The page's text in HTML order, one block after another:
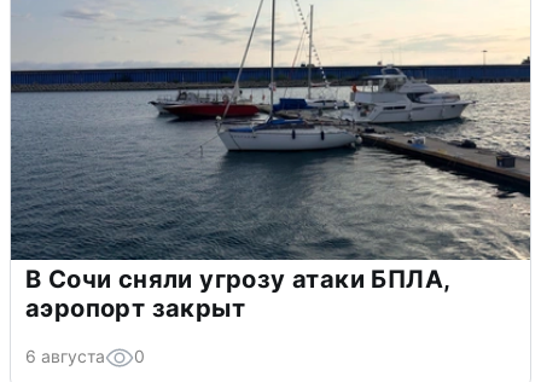
В Сочи сняли угрозу атаки БПЛА,
аэропорт закрыт
6 августа 0